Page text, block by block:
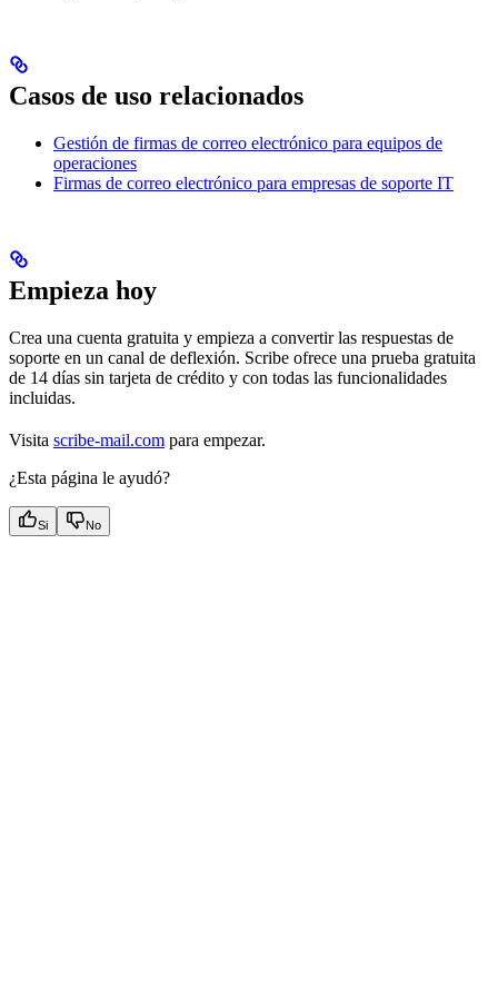
Casos de uso relacionados
Gestión de firmas de correo electrónico para equipos de
operaciones
Firmas de correo electrónico para empresas de soporte IT
Empieza hoy
Crea una cuenta gratuita y empieza a convertir las respuestas de
soporte en un canal de deflexión. Scribe ofrece una prueba gratuita
de 14 días sin tarjeta de crédito y con todas las funcionalidades
incluidas.
Visita scribe-mail.com para empezar.
¿Esta página le ayudó?
Si No